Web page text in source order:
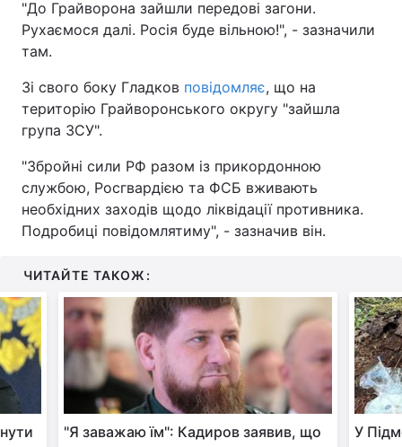
"До Грайворона зайшли передові загони.
Рухаємося далі. Росія буде вільною!", - зазначили
там.
Зі свого боку Гладков повідомляє, що на
територію Грайворонського округу "зайшла
група ЗСУ".
"Збройні сили РФ разом із прикордонною
службою, Росгвардією та ФСБ вживають
необхідних заходів щодо ліквідації противника.
Подробиці повідомлятиму", - зазначив він.
ЧИТАЙТЕ ТАКОЖ:
"Я заважаю їм": Кадиров заявив, що
У